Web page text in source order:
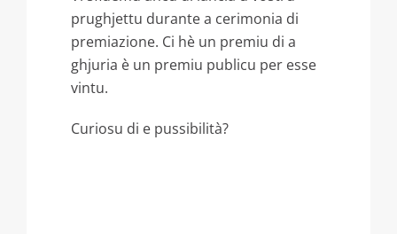
prughjettu durante a cerimonia di
premiazione. Ci hè un premiu di a
ghjuria è un premiu publicu per esse
vintu.
Curiosu di e pussibilità?